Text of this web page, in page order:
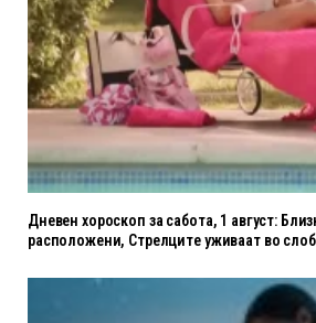
Дневен хороскоп за сабота, 1 август:
расположени, Стрелците уживаат во